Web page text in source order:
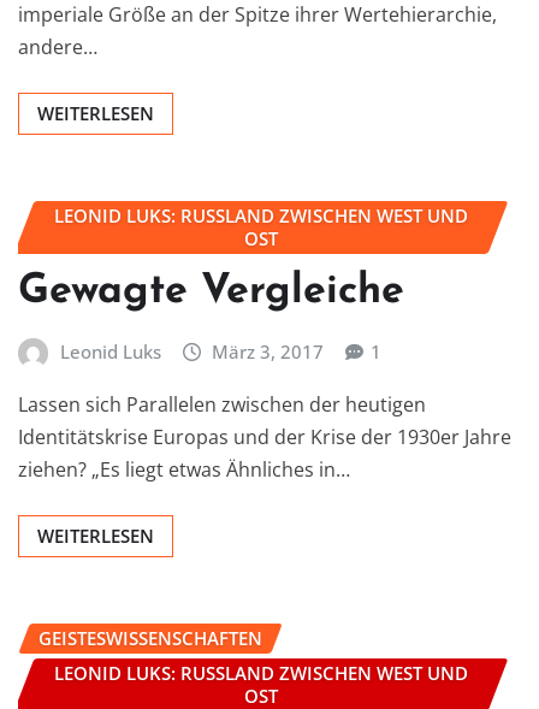
imperiale Größe an der Spitze ihrer Wertehierarchie,
andere…
WEITERLESEN
LEONID LUKS: RUSSLAND ZWISCHEN WEST UND
OST
Gewagte Vergleiche
Leonid Luks März 3, 2017 1
Lassen sich Parallelen zwischen der heutigen
Identitätskrise Europas und der Krise der 1930er Jahre
ziehen? „Es liegt etwas Ähnliches in…
WEITERLESEN
GEISTESWISSENSCHAFTEN
LEONID LUKS: RUSSLAND ZWISCHEN WEST UND
OST